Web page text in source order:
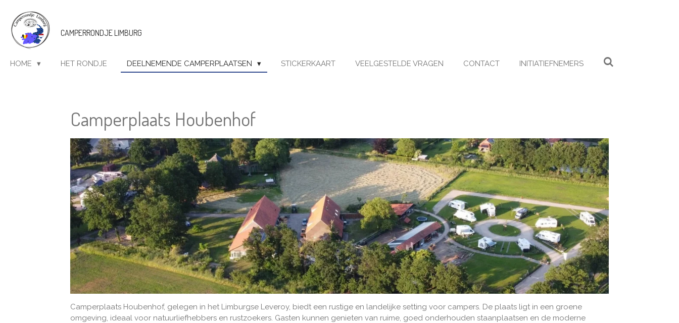
direct
naar
CAMPERRONDJE LIMBURG
HOME HET RONDJE DEELNEMENDE CAMPERPLAATSEN STICKERKAART VEELGESTELDE VRAGEN CONTACT INITIATIEFNEMERS
Camperplaats Houbenhof
Camperplaats Houbenhof, gelegen in het Limburgse Leveroy, biedt een rustige en landelijke setting voor campers. De plaats ligt in een groene
omgeving, ideaal voor natuurliefhebbers en rustzoekers. Gasten kunnen genieten van ruime, goed onderhouden staanplaatsen en de moderne